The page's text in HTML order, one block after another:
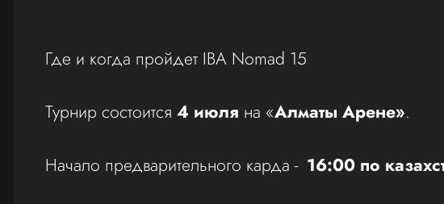
Где и когда пройдет IBA Nomad 15
Турнир состоится4 июля на «Алматы Арене».
Начало предварительного карда - 16:00 по